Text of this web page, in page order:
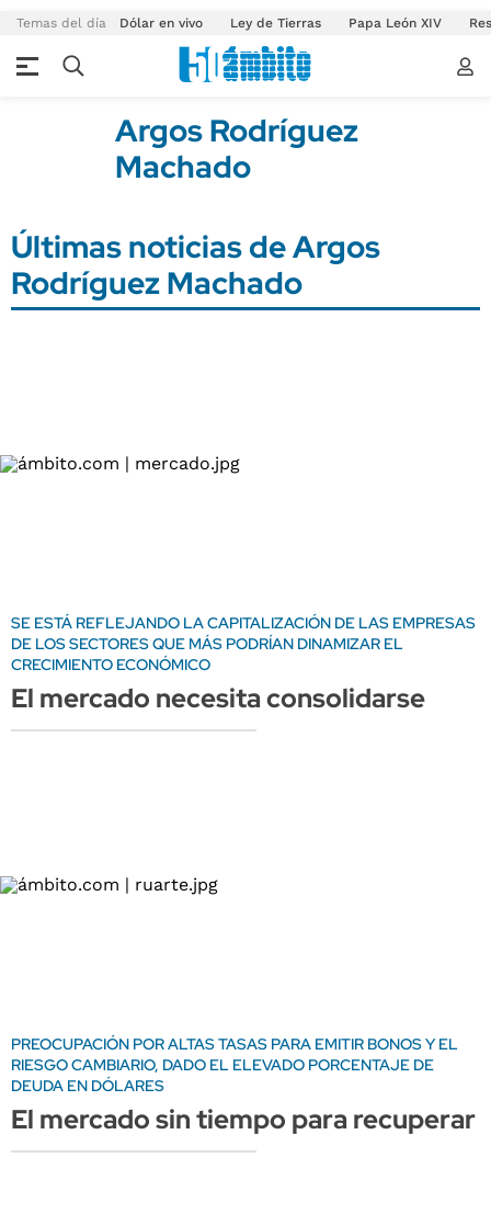
Temas del día Dólar en vivo Ley de Tierras Papa León XIV
Argos Rodríguez
Machado
Últimas noticias de Argos
Rodríguez Machado
SE ESTÁ REFLEJANDO LA CAPITALIZACIÓN DE LAS EMPRESAS
DE LOS SECTORES QUE MÁS PODRÍAN DINAMIZAR EL
CRECIMIENTO ECONÓMICO
El mercado necesita consolidarse
PREOCUPACIÓN POR ALTAS TASAS PARA EMITIR BONOS Y EL
RIESGO CAMBIARIO, DADO EL ELEVADO PORCENTAJE DE
DEUDA EN DÓLARES
El mercado sin tiempo para recuperar